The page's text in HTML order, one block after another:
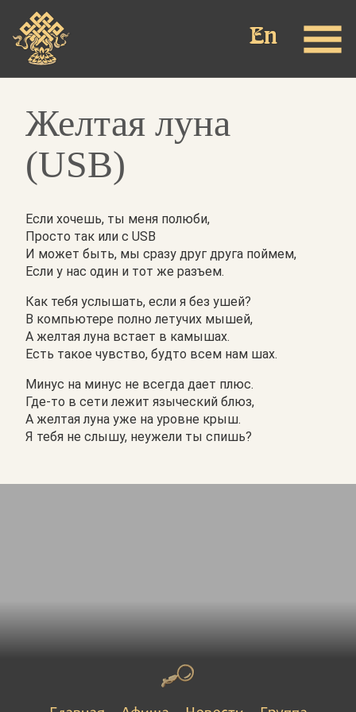
основному
содержанию
Желтая луна
(USB)
Если хочешь, ты меня полюби,
Просто так или с USB
И может быть, мы сразу друг друга поймем,
Если у нас один и тот же разъем.
Как тебя услышать, если я без ушей?
В компьютере полно летучих мышей,
А желтая луна встает в камышах.
Есть такое чувство, будто всем нам шах.
Минус на минус не всегда дает плюс.
Где-то в сети лежит языческий блюз,
А желтая луна уже на уровне крыш.
Я тебя не слышу, неужели ты спишь?